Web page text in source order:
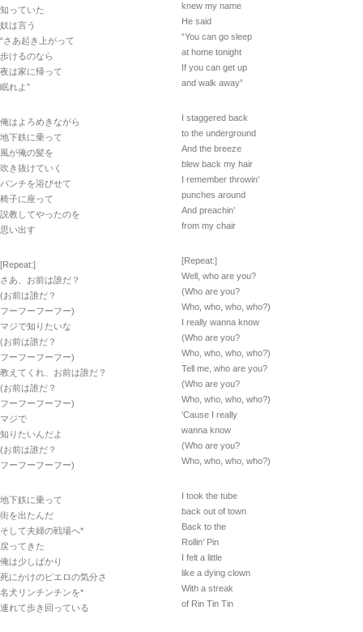
知っていた
奴は言う
“さあ起き上がって
歩けるのなら
夜は家に帰って
眠れよ”
俺はよろめきながら
地下鉄に乗って
風が俺の髪を
吹き抜けていく
パンチを浴びせて
椅子に座って
説教してやったのを
思い出す
[Repeat:]
さあ、お前は誰だ？
(お前は誰だ？
フーフーフーフー)
マジで知りたいな
(お前は誰だ？
フーフーフーフー)
教えてくれ、お前は誰だ？
(お前は誰だ？
フーフーフーフー)
マジで
知りたいんだよ
(お前は誰だ？
フーフーフーフー)
地下鉄に乗って
街を出たんだ
そして夫婦の戦場へ*
戻ってきた
俺は少しばかり
死にかけのピエロの気分さ
名犬リンチンチンを*
連れて歩き回っている
knew my name
He said
“You can go sleep
at home tonight
If you can get up
and walk away”
I staggered back
to the underground
And the breeze
blew back my hair
I remember throwin’
punches around
And preachin’
from my chair
[Repeat:]
Well, who are you?
(Who are you?
Who, who, who, who?)
I really wanna know
(Who are you?
Who, who, who, who?)
Tell me, who are you?
(Who are you?
Who, who, who, who?)
‘Cause I really
wanna know
(Who are you?
Who, who, who, who?)
I took the tube
back out of town
Back to the
Rollin’ Pin
I felt a little
like a dying clown
With a streak
of Rin Tin Tin